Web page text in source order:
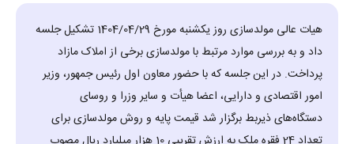
هیات عالی مولدسازی روز یکشنبه مورخ 1404/04/29 تشکیل جلسه
داد و به بررسی موارد مرتبط با مولدسازی برخی از املاک مازاد
پرداخت. در این جلسه که با حضور معاون اول رئیس جمهور، وزیر
امور اقتصادی و دارایی، اعضا هیأت و سایر وزرا و روسای
دستگاه‌های ذیربط برگزار شد قیمت پایه و روش مولدسازی برای